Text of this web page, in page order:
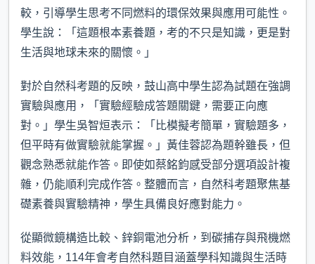
較，引導學生思考不同燃料的環保效果與應用可能性。
學生說：「這題根本素養題，考的不只是知識，更是對
生活與地球未來的關懷。」
對於自然科考題的反映，鼓山高中學生認為試題在強調
實驗與應用，「實驗經驗成答題關鍵，需要正向應
對。」學生吳智烜表示：「比模擬考簡單，實驗題多，
但平時有做實驗就能掌握。」黃佳蓉認為題幹雖長，但
觀念熟悉就能作答。即使如蔡銘鈞感受部分選項設計複
雜，仍能順利完成作答。整體而言，自然科考題聚焦基
礎素養與實驗精神，學生具備良好應對能力。
從顯微鏡構造比較、鋅銅電池分析，到碳捕存與飛機燃
料效能，114年會考自然科題目涵蓋學科知識與生活時